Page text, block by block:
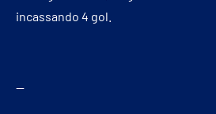
incassando 4 gol.
—